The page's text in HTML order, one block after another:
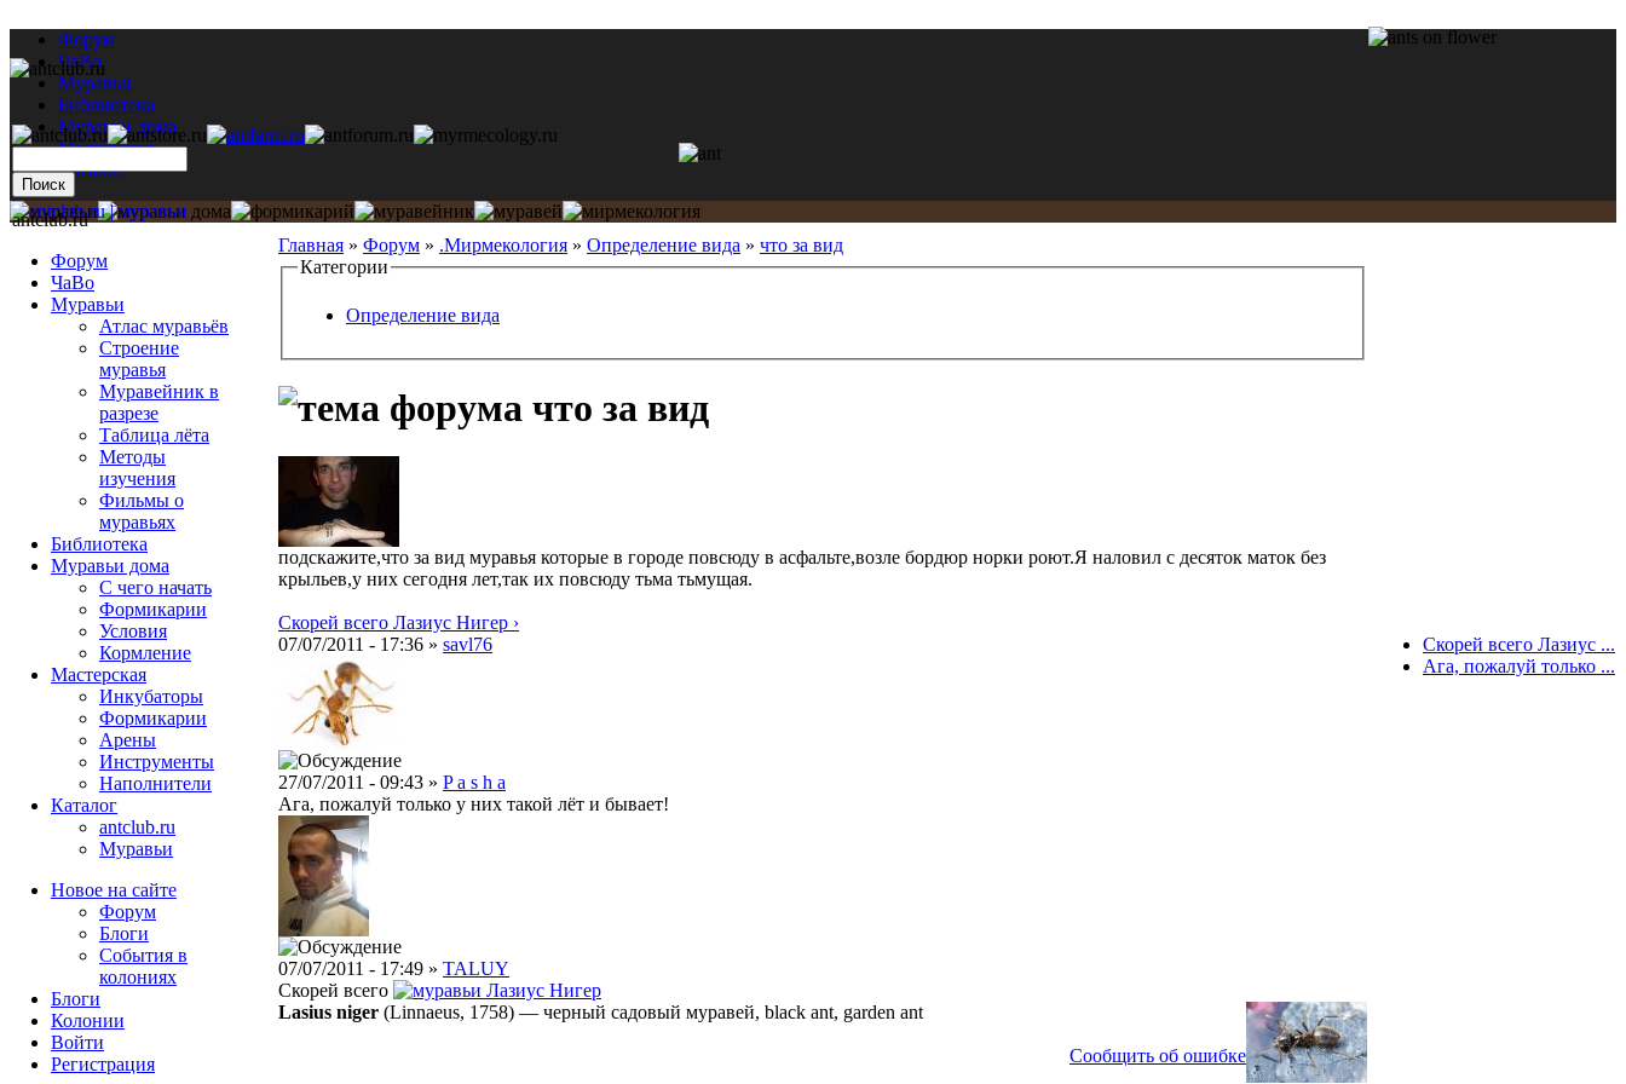
Форум
ЧаВо
Муравьи
Библиотека
Муравьи дома
Мастерская
Каталог
Главная » Форум » .Мирмекология » Определение вида » что за вид
Категории
Определение вида
что за вид
подскажите,что за вид муравья которые в городе повсюду в асфальте,возле бордюр норки роют.Я наловил с десяток маток без
крыльев,у них сегодня лет,так их повсюду тьма тьмущая.
Скорей всего Лазиус Нигер ›
07/07/2011 - 17:36 » savl76
27/07/2011 - 09:43 » P a s h a
Ага, пожалуй только у них такой лёт и бывает!
07/07/2011 - 17:49 » TALUY
Скорей всего
Лазиус Нигер
Lasius niger (Linnaeus, 1758) — черный садовый муравей, black ant, garden ant
Сообщить об ошибке
antclub.ru
Форум
ЧаВо
Муравьи
Атлас муравьёв
Строение
муравья
Муравейник в
разрезе
Таблица лёта
Методы
изучения
Фильмы о
муравьях
Библиотека
Муравьи дома
С чего начать
Формикарии
Условия
Кормление
Мастерская
Инкубаторы
Формикарии
Арены
Инструменты
Наполнители
Каталог
antclub.ru
Муравьи
Новое на сайте
Форум
Блоги
События в
колониях
Блоги
Колонии
Войти
Peгиcтpaция
Скорей всего Лазиус ...
Ага, пожалуй только ...